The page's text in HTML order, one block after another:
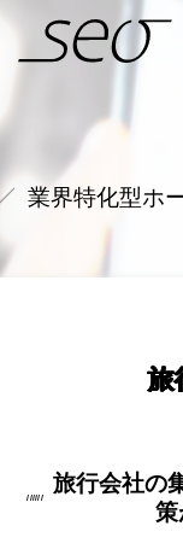
業界特化型ホ
旅
旅行会社の
策